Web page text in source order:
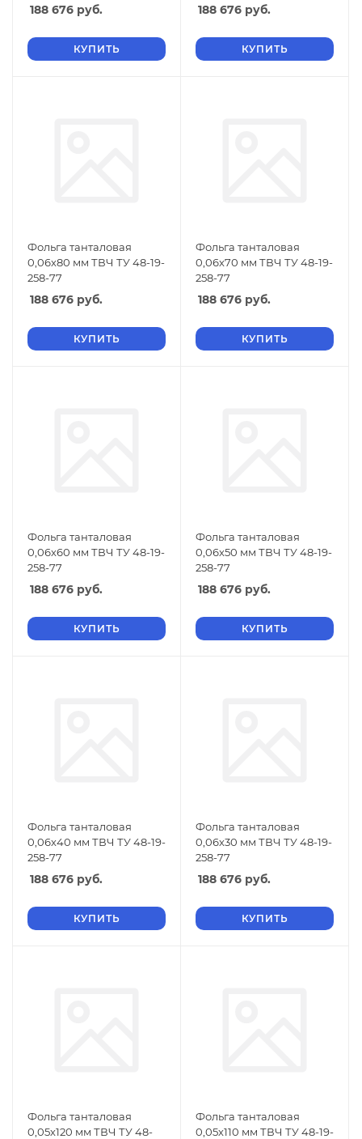
188 676 руб.
КУПИТЬ
188 676 руб.
КУПИТЬ
Фольга танталовая
0,06х80 мм ТВЧ ТУ 48-19-
258-77
188 676 руб.
КУПИТЬ
Фольга танталовая
0,06х70 мм ТВЧ ТУ 48-19-
258-77
188 676 руб.
КУПИТЬ
Фольга танталовая
0,06х60 мм ТВЧ ТУ 48-19-
258-77
188 676 руб.
КУПИТЬ
Фольга танталовая
0,06х50 мм ТВЧ ТУ 48-19-
258-77
188 676 руб.
КУПИТЬ
Фольга танталовая
0,06х40 мм ТВЧ ТУ 48-19-
258-77
188 676 руб.
КУПИТЬ
Фольга танталовая
0,06х30 мм ТВЧ ТУ 48-19-
258-77
188 676 руб.
КУПИТЬ
Фольга танталовая
0,05х120 мм ТВЧ ТУ 48-
Фольга танталовая
0,05х110 мм ТВЧ ТУ 48-19-